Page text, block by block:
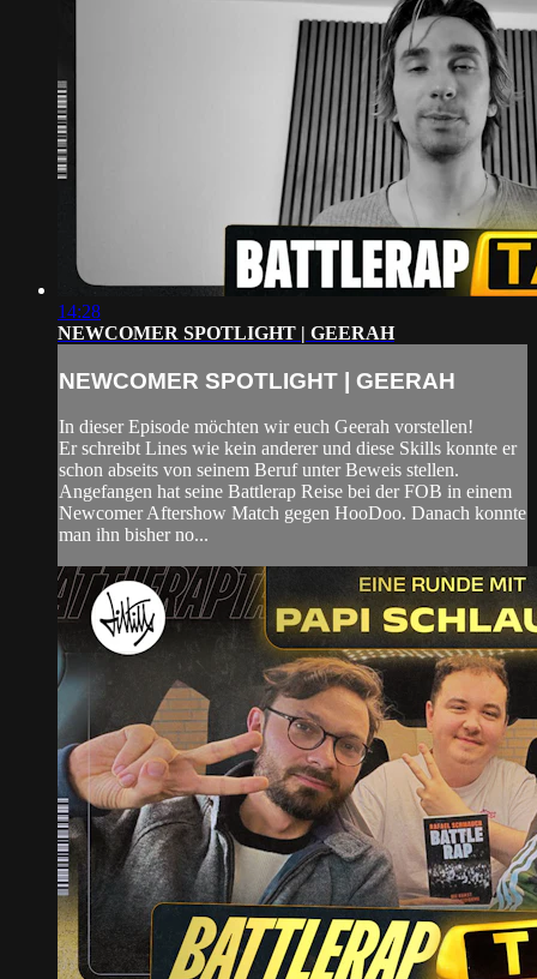
14:28
NEWCOMER SPOTLIGHT | GEERAH
NEWCOMER SPOTLIGHT | GEERAH
In dieser Episode möchten wir euch Geerah vorstellen!
Er schreibt Lines wie kein anderer und diese Skills konnte er
schon abseits von seinem Beruf unter Beweis stellen.
Angefangen hat seine Battlerap Reise bei der FOB in einem
Newcomer Aftershow Match gegen HooDoo. Danach konnte
man ihn bisher no...